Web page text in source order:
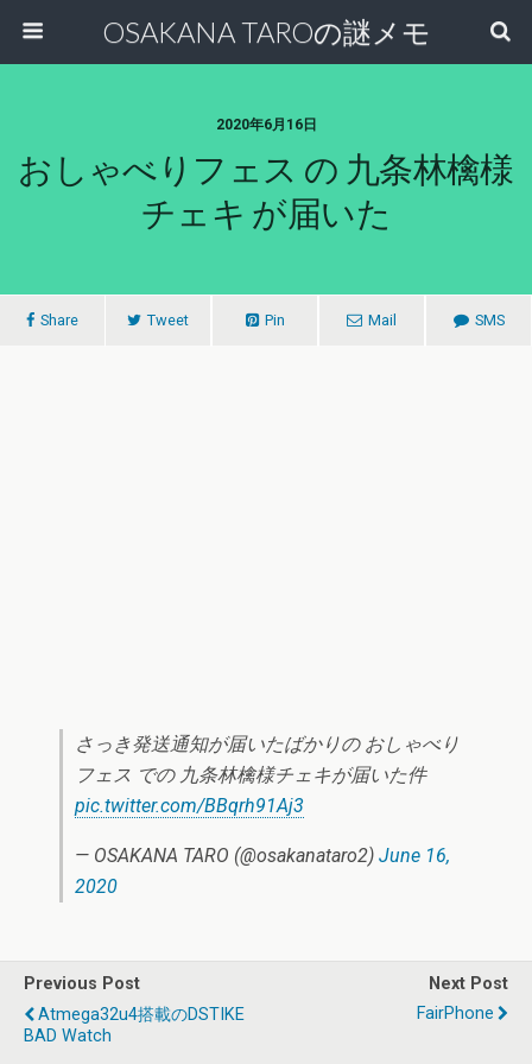
OSAKANA TAROの謎メモ
2020年6月16日
おしゃべりフェス の 九条林檎様
チェキ が届いた
Share Tweet Pin Mail SMS
さっき発送通知が届いたばかりの おしゃべり
フェス での 九条林檎様チェキが届いた件
pic.twitter.com/BBqrh91Aj3
— OSAKANA TARO (@osakanataro2) June 16,
2020
Previous Post
Atmega32u4搭載のDSTIKE
BAD Watch
Next Post
FairPhone